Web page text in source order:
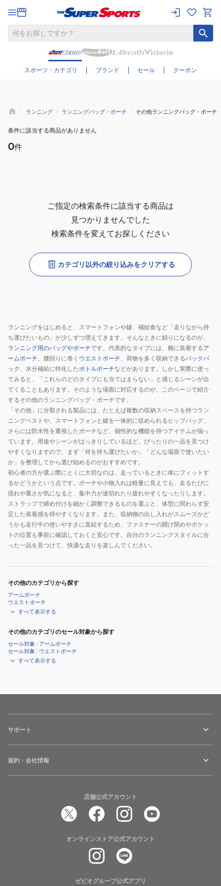
スポーツ・カテゴリ ブランド セール クーポン
さらに絞り込む
ランニング ランニングバッグ・ポーチ その他ランニングバッグ・ポーチ
条件に該当する商品がありません
0件
ご指定の検索条件に該当する商品は
見つかりませんでした
検索条件を変えてお探しください
カテゴリ以外の絞り込みをクリアする
ランニングをはじめると、スマートフォンや鍵、補給食など「走りながら持
ち運びたいもの」が少しずつ増えてきます。そんなときに頼りになるのが、
ランニング用のバッグやポーチです。代表的なタイプには、腕に装着するア
ームポーチ、腰回りに巻く ウエストポーチ、荷物を多く収納できるバックパ
ック 、水分補給に特化したボトルポーチなどがあります。しかし実際に使っ
てみると、「これらのどのタイプにも当てはまらない」と感じるシーンが出
てくることもあります。そのような場面に対応するのが、このページで紹介
するその他のランニングバッグ・ポーチです。
「その他」に分類される製品には、たとえば複数の収納スペースを持つラン
ニングベストや、スマートフォンと鍵を一体的に収められるヒップバッグ、
さらには防水性を重視したポーチなど、個性的な機能を持つアイテムが揃っ
ています。用途やシーンがはっきりしているほど、ぴったりの一品を見つけ
やすくなりますので、まず「何を持ち運びたいか」「どんな場面で使いたい
か」を整理してから選び始めるのがおすすめです。
初心者の方が選ぶ際にとくに大切なのは、走っているときに体にフィットす
るかどうかという点です。ポーチや小物入れは軽量に見えても、走るたびに
揺れや重さが気になると、集中力が途切れたり疲れやすくなったりします。
ストラップで締め付けを細かく調整できるものを選ぶと、体型に関わらず安
定した装着感を得やすくなります。また、収納物の出し入れがスムーズかど
うかも走行中の使いやすさに直結するため、ファスナーの開け閉めやポケッ
トの位置も事前に確認しておくと安心です。自分のランニングスタイルに合
った一品を見つけて、快適な走りを楽しんでください。
その他のカテゴリから探す
アームポーチ
ウエストポーチ
すべて表示する
その他のカテゴリのセール対象から探す
セール対象 / アームポーチ
セール対象 / ウエストポーチ
すべて表示する
サポート
規約・会社情報
店舗公式アカウント
オンラインストア公式アカウント
ゼビオグループ公式アプリ